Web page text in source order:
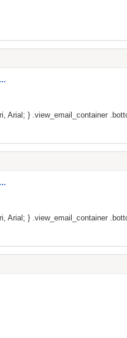
Arial; } .view_email_container
Arial; } .view_email_container